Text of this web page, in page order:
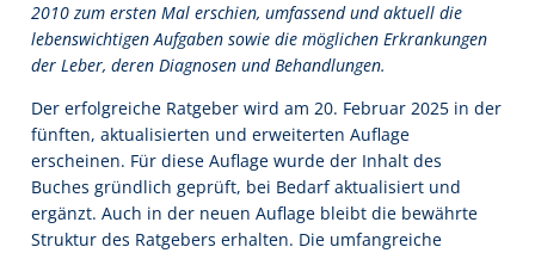
2010 zum ersten Mal erschien, umfassend und aktuell die
lebenswichtigen Aufgaben sowie die möglichen Erkrankungen
der Leber, deren Diagnosen und Behandlungen.
Der erfolgreiche Ratgeber wird am 20. Februar 2025 in der
fünften, aktualisierten und erweiterten Auflage
erscheinen. Für diese Auflage wurde der Inhalt des
Buches gründlich geprüft, bei Bedarf aktualisiert und
ergänzt. Auch in der neuen Auflage bleibt die bewährte
Struktur des Ratgebers erhalten. Die umfangreiche